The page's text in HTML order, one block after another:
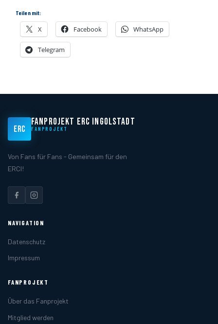
Teilen mit:
X Facebook WhatsApp
Telegram
ERC
FANPROJEKT ERC INGOLSTADT
FANPROJEKT
Von Fans für Fans - Gemeinsam für den
ERCI!
NAVIGATION
Datenschutz
Impressum
FANPROJEKT
Über das Fanprojekt
Mitglied werden